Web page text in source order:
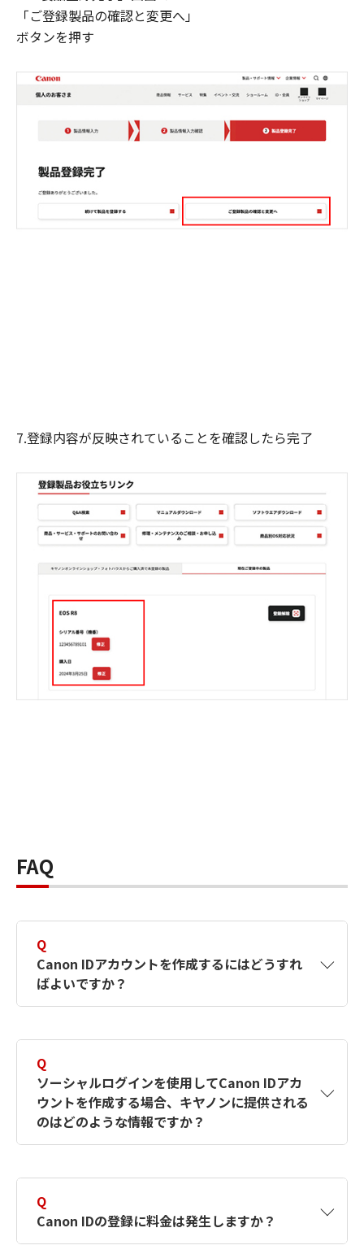
「ご登録製品の確認と変更へ」
ボタンを押す
7.登録内容が反映されていることを確認したら完了
FAQ
Q
Canon IDアカウントを作成するにはどうすれ
ばよいですか？
す。詳しい作成方法は【カメラ】Canon IDとは
何ですか？Canon IDの作成方法は？をご確認く
ださい。
Q
ソーシャルログインを使用してCanon IDアカ
ウントを作成する場合、キヤノンに提供される
のはどのような情報ですか？
択したサービスから取得します。アカウントを
簡単に作成できるように、この情報を使用して
Canon IDの登録フォームを入力します。
Q
Canon IDの登録に料金は発生しますか？